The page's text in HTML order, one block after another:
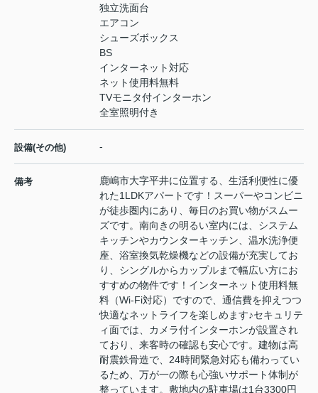
独立洗面台
エアコン
シューズボックス
BS
インターネット対応
ネット使用料無料
TVモニタ付インターホン
全室照明付き
設備(その他) -
備考
鹿嶋市大字平井に位置する、生活利便性に優
れた1LDKアパートです！スーパーやコンビニ
が徒歩圏内にあり、毎日のお買い物がスムー
ズです。南向きの明るい室内には、システム
キッチンやカウンターキッチン、温水洗浄便
座、浴室換気乾燥機などの設備が充実してお
り、シングルからカップルまで幅広い方にお
すすめの物件です！インターネット使用料無
料（Wi-Fi対応）ですので、通信費を抑えつつ
快適なネットライフを楽しめます♪セキュリテ
ィ面では、カメラ付インターホンが設置され
ており、来客時の確認も安心です。建物は高
耐震鉄骨造で、24時間緊急対応も備わってい
るため、万が一の際も心強いサポート体制が
整っています。敷地内の駐車場は1台3300円